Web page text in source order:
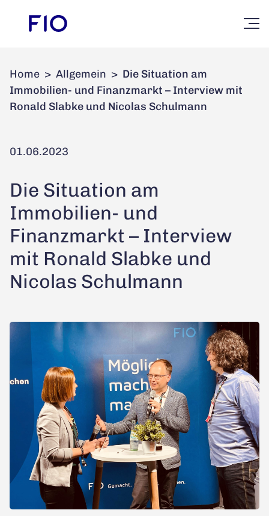
Home > Allgemein > Die Situation am
Immobilien- und Finanzmarkt – Interview mit
Ronald Slabke und Nicolas Schulmann
01.06.2023
Die Situation am
Immobilien- und
Finanzmarkt – Interview
mit Ronald Slabke und
Nicolas Schulmann